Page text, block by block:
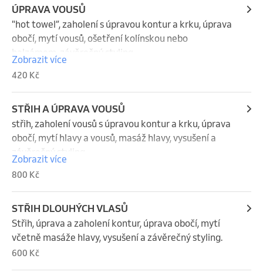
ÚPRAVA VOUSŮ
"hot towel”, zaholení s úpravou kontur a krku, úprava
obočí, mytí vousů, ošetření kolínskou nebo
balzámem, závěrečný styling
Zobrazit více
420 Kč
STŘIH A ÚPRAVA VOUSŮ
střih, zaholení vousů s úpravou kontur a krku, úprava
obočí, mytí hlavy a vousů, masáž hlavy, vysušení a
závěrečný styling
Zobrazit více
800 Kč
STŘIH DLOUHÝCH VLASŮ
Střih, úprava a zaholení kontur, úprava obočí, mytí
včetně masáže hlavy, vysušení a závěrečný styling.
600 Kč